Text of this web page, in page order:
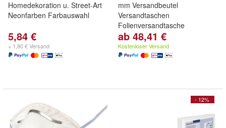
Homedekoration u. Street-Art
Neonfarben Farbauswahl
5,84 €
+ 1,80 € Versand
mm Versandbeutel
Versandtaschen
Folienversandtasche
ab 48,41 €
Kostenloser Versand
- 12%